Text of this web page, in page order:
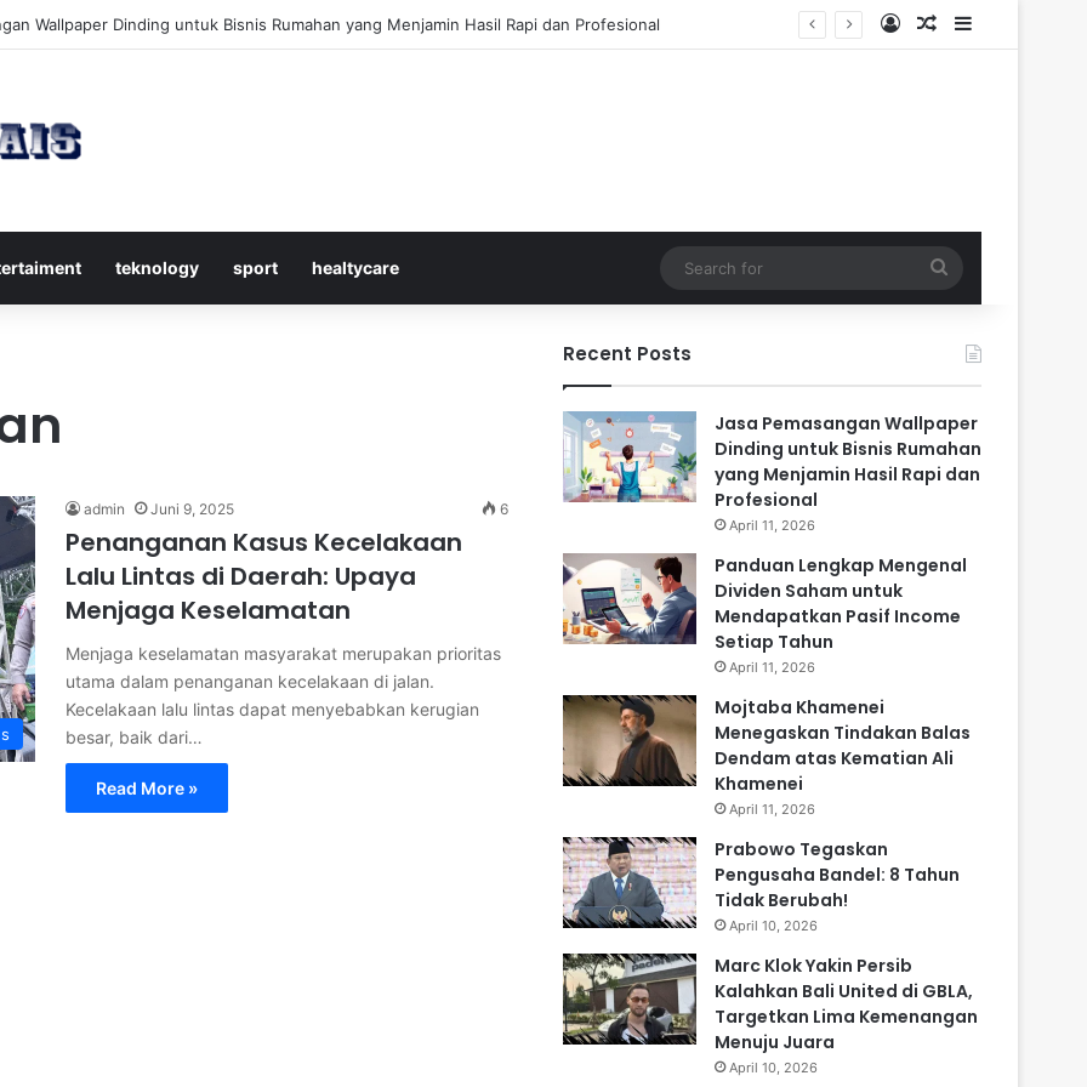
Mengenal Dividen Saham untuk Mendapatkan Pasif Income Setiap Tahun Log InRandom Article
Sidebar
teknology sport healtycare
for
admin Juni 9, 2025 6
Penanganan Kasus Kecelakaan
Lalu Lintas di Daerah: Upaya
Menjaga Keselamatan
Menjaga keselamatan masyarakat merupakan prioritas
utama dalam penanganan kecelakaan di jalan.
Kecelakaan lalu lintas dapat menyebabkan kerugian
besar, baik dari…
Read More »
Recent Posts
Jasa Pemasangan Wallpaper
Dinding untuk Bisnis Rumahan
yang Menjamin Hasil Rapi dan
Profesional
April 11, 2026
Panduan Lengkap Mengenal
Dividen Saham untuk
Mendapatkan Pasif Income
Setiap Tahun
April 11, 2026
Mojtaba Khamenei
Menegaskan Tindakan Balas
Dendam atas Kematian Ali
Khamenei
April 11, 2026
Prabowo Tegaskan
Pengusaha Bandel: 8 Tahun
Tidak Berubah!
April 10, 2026
Marc Klok Yakin Persib
Kalahkan Bali United di GBLA,
Targetkan Lima Kemenangan
Menuju Juara
April 10, 2026